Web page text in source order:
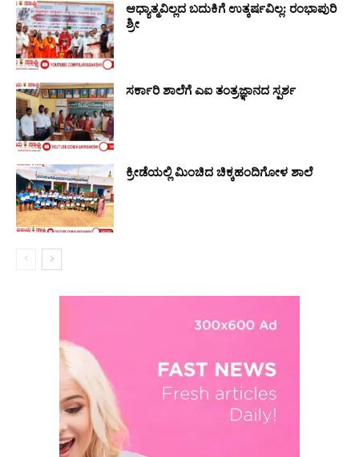
ಆಧ್ಯಾತ್ಮವಿಲ್ಲದ ಬದುಕಿಗೆ ಉತ್ಕರ್ಷವಿಲ್ಲ: ರಂಭಾಪುರಿ
ಶ್ರೀ
ಸರ್ಕಾರಿ ಶಾಲೆಗೆ ಎಐ ತಂತ್ರಜ್ಞಾನದ ಸ್ಪರ್ಶ
ಕ್ರೀಡೆಯಲ್ಲಿ ಮಿಂಚಿದ ಚಿಕ್ಕಹಂದಿಗೋಳ ಶಾಲೆ